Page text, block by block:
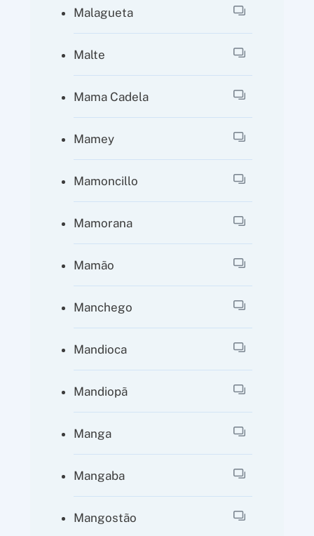
Malagueta
Malte
Mama Cadela
Mamey
Mamoncillo
Mamorana
Mamão
Manchego
Mandioca
Mandiopã
Manga
Mangaba
Mangostão